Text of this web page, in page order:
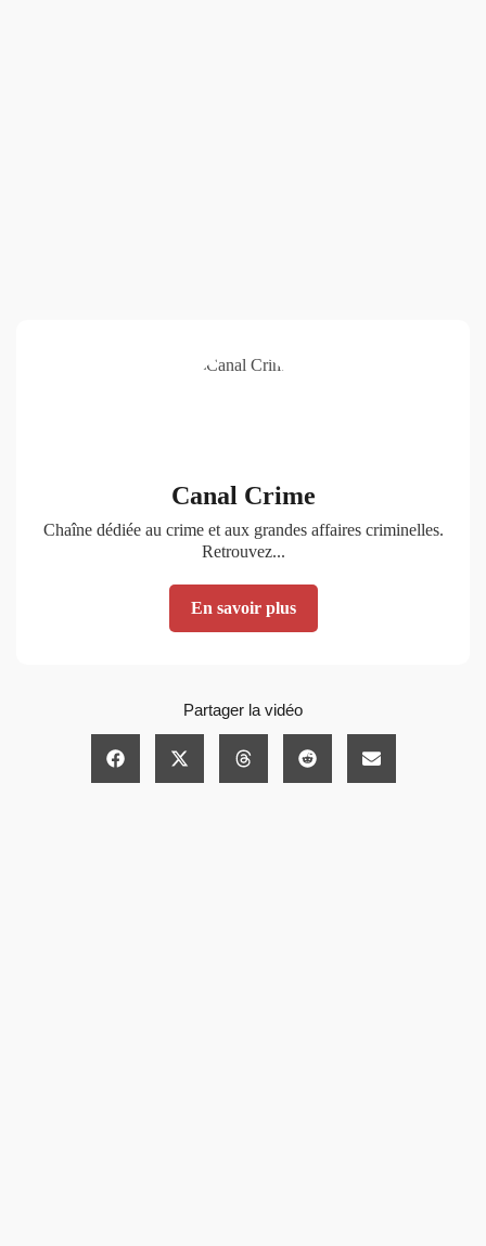
Canal Crime
Chaîne dédiée au crime et aux grandes affaires criminelles.
Retrouvez...
En savoir plus
Partager la vidéo